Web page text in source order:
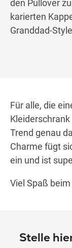
den Pullover
karierten
Granddad-
Für alle, die
Trend genau
Charme fügt
ein und ist
Viel Spaß
Stelle